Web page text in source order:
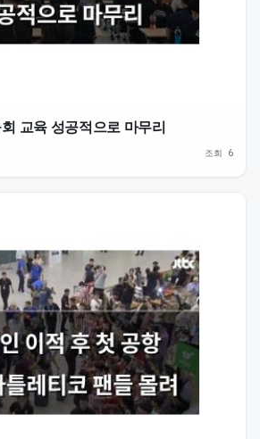
교육 성공적으로 마무리
조회 6